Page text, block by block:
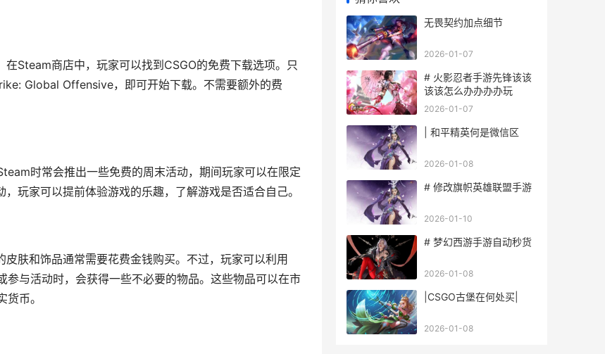
Steam商店中，玩家可以找到CSGO的免费下载选项。只
Global Offensive，即可开始下载。不需要额外的费
时常会推出一些免费的周末活动，期间玩家可以在限定
玩家可以提前体验游戏的乐趣，了解游戏是否适合自己。
肤和饰品通常需要花费金钱购买。不过，玩家可以利用
与活动时，会获得一些不必要的物品。这些物品可以在市
币。
无畏契约加点细节
2026-01-07
# 火影忍者手游先锋该该
该该怎么办办办办玩
2026-01-07
| 和平精英何是微信区
2026-01-08
# 修改旗帜英雄联盟手游
2026-01-10
# 梦幻西游手游自动秒货
2026-01-08
|CSGO古堡在何处买|
2026-01-08